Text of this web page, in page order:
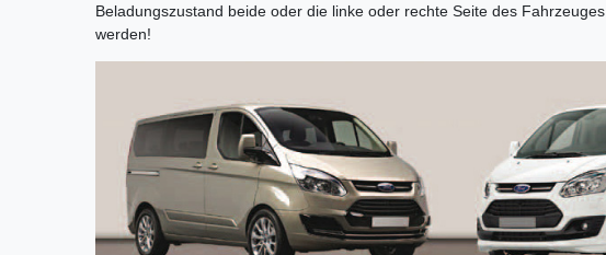
Beladungszustand beide oder die linke oder rechte Seite des Fahrzeuges
werden!